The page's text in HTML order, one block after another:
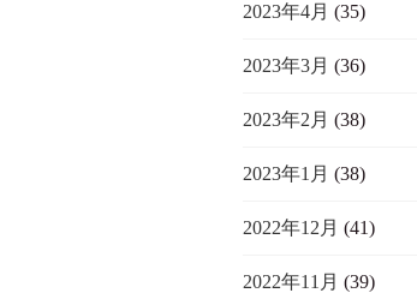
2023年4月 (35)
2023年3月 (36)
2023年2月 (38)
2023年1月 (38)
2022年12月 (41)
2022年11月 (39)